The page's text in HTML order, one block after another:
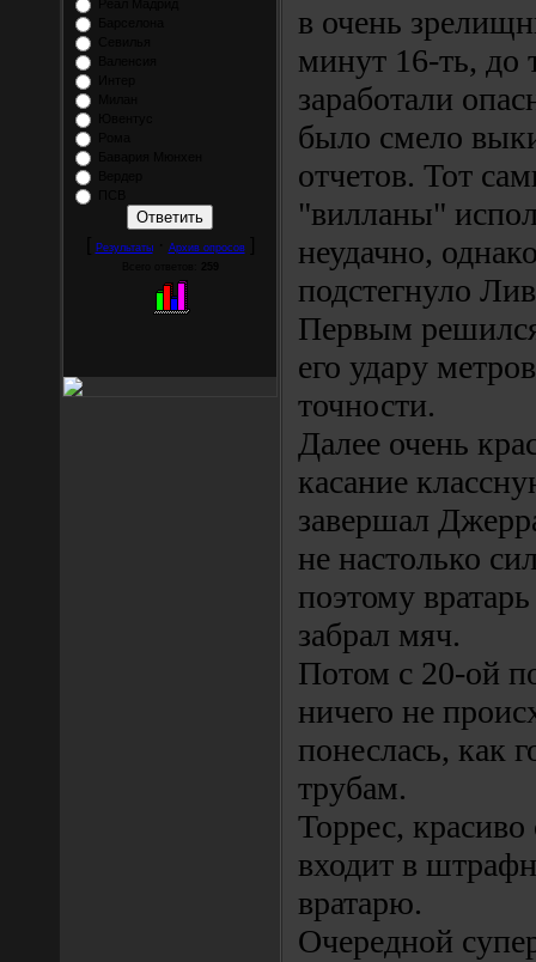
Результаты· Архив опросов]
в очень
минут 16-ть, до
заработали
было смело
отчетов. Тот
"вилланы"
неудачно,
подстегнуло
Первым
его удару
точности.
Далее очень
касание
завершал
не настолько
поэтому
забрал мяч.
Потом с 20-ой
ничего не
понеслась, как
трубам.
Торрес,
входит в
вратарю.
Очередной